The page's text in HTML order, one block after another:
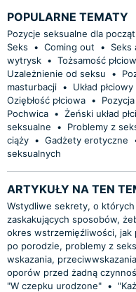
POPULARNE TEMATY
Pozycje seksualne dla
Seks
• Coming out • Seks
wytrysk • Tożsamość
Uzależnienie od seksu
•
masturbacji • Układ płciowy
Oziębłość płciowa •
Pochwica • Żeński układ
seksualne
• Problemy z
ciąży • Gadżety erotyczne
seksualnych
ARTYKUŁY NA TEN
Wstydliwe sekrety, o
zaskakujących sposobów,
okres wstrzemięźliwości,
po porodzie, problemy z
wskazania,
oporów przed żadną
"W czepku urodzone" •